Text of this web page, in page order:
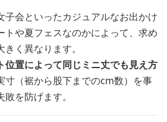
子会といったカジュアルなお出かけ
トや夏フェスなのかによって、求め
く異なります。
位置によって同じミニ丈でも見え方
寸（裾から股下までのcm数）を事
を防げます。